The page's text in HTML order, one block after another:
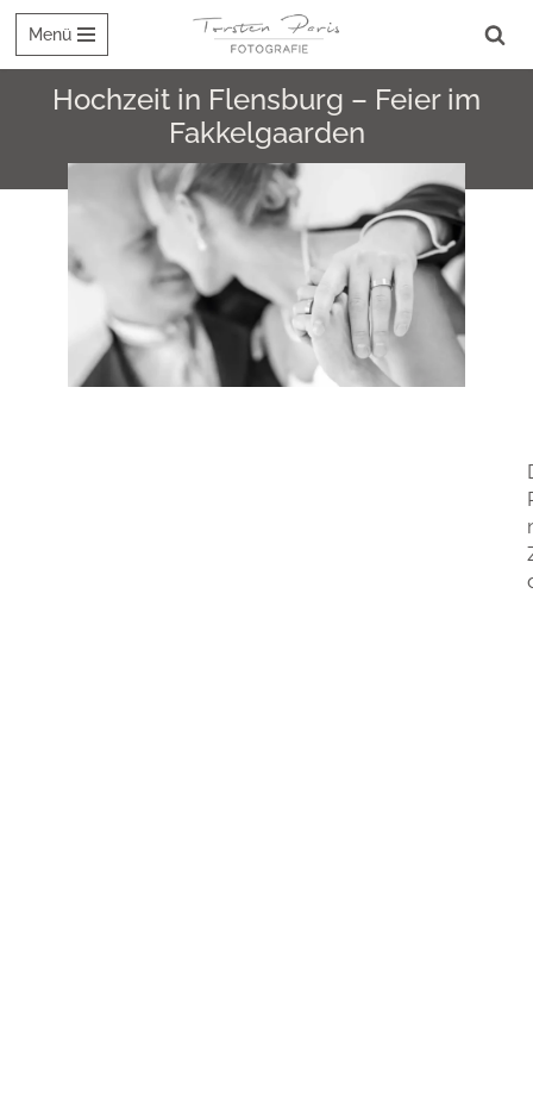
Zum
Inhalt
Menü
Hochzeit in Flensburg – Feier im
Fakkelgaarden